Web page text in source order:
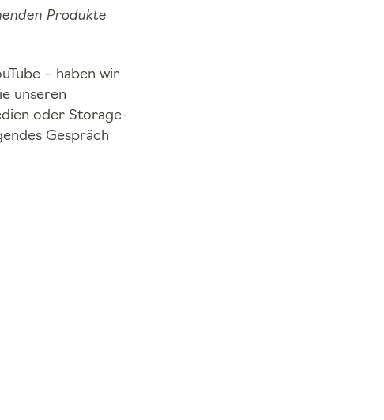
Produkte
– haben wir
unseren
oder Storage-
Gespräch